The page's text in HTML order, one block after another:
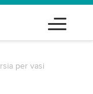
per vasi